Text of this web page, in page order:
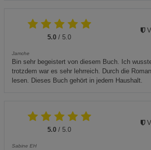
5.0 / 5.0
Jamche
Bin sehr begeistert von diesem Buch. Ich
trotzdem war es sehr lehrreich. Durch die
lesen. Dieses Buch gehört in jedem Haushalt.
5.0 / 5.0
Sabine EH